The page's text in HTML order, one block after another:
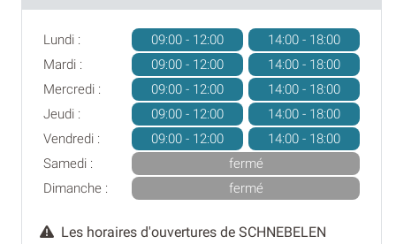
Lundi : 09:00 - 12:00
14:00 - 18:00
Mardi :
09:00 - 12:00
14:00 - 18:00
Mercredi :
09:00 - 12:00
14:00 - 18:00
Jeudi :
09:00 - 12:00
14:00 - 18:00
Vendredi :
09:00 - 12:00
14:00 - 18:00
Samedi :
fermé
Dimanche :
fermé
Les horaires d'ouvertures de SCHNEBELEN